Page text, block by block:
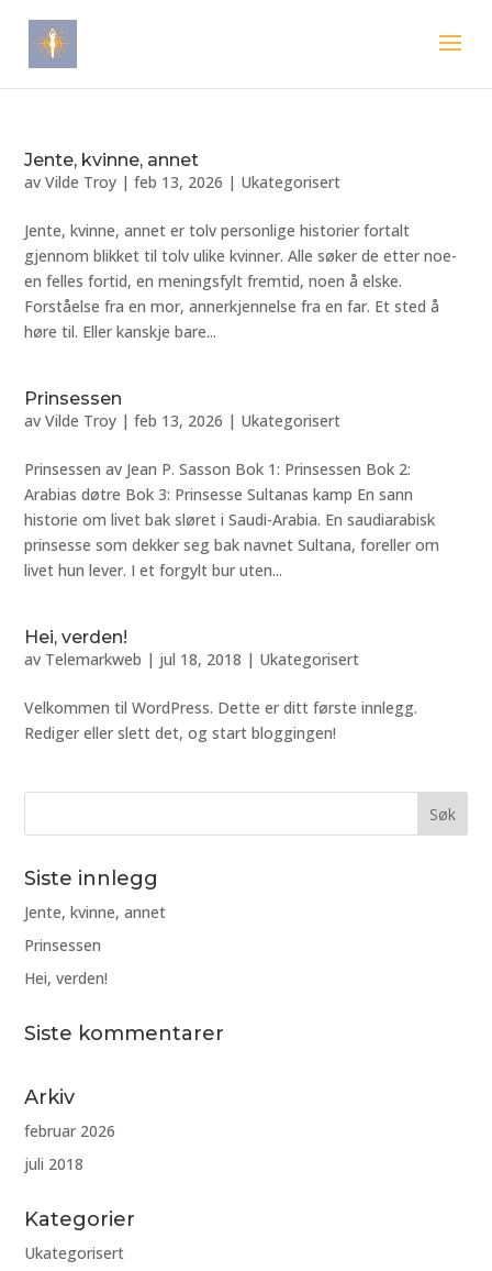
Jente, kvinne, annet
avVilde Troy |feb 13, 2026 | Ukategorisert
Jente, kvinne, annet er tolv personlige historier fortalt
gjennom blikket til tolv ulike kvinner. Alle søker de etter noe-
en felles fortid, en meningsfylt fremtid, noen å elske.
Forståelse fra en mor, annerkjennelse fra en far. Et sted å
høre til. Eller kanskje bare...
Prinsessen
avVilde Troy |feb 13, 2026 | Ukategorisert
Prinsessen av Jean P. Sasson Bok 1: Prinsessen Bok 2:
Arabias døtre Bok 3: Prinsesse Sultanas kamp En sann
historie om livet bak sløret i Saudi-Arabia. En saudiarabisk
prinsesse som dekker seg bak navnet Sultana, foreller om
livet hun lever. I et forgylt bur uten...
Hei, verden!
av Telemarkweb | jul 18, 2018 | Ukategorisert
Velkommen til WordPress. Dette er ditt første innlegg.
Rediger eller slett det, og start bloggingen!
Siste innlegg
Jente, kvinne, annet
Prinsessen
Hei, verden!
Siste kommentarer
Arkiv
februar 2026
juli 2018
Kategorier
Ukategorisert